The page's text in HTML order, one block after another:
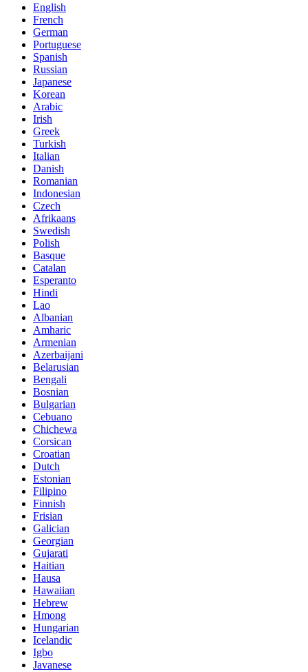
English
French
German
Portuguese
Spanish
Russian
Japanese
Korean
Arabic
Irish
Greek
Turkish
Italian
Danish
Romanian
Indonesian
Czech
Afrikaans
Swedish
Polish
Basque
Catalan
Esperanto
Hindi
Lao
Albanian
Amharic
Armenian
Azerbaijani
Belarusian
Bengali
Bosnian
Bulgarian
Cebuano
Chichewa
Corsican
Croatian
Dutch
Estonian
Filipino
Finnish
Frisian
Galician
Georgian
Gujarati
Haitian
Hausa
Hawaiian
Hebrew
Hmong
Hungarian
Icelandic
Igbo
Javanese